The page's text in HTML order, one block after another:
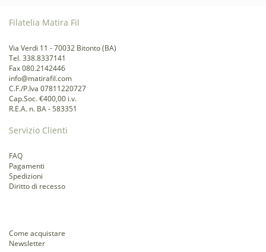
Filatelia Matira Fil
Via Verdi 11 - 70032 Bitonto (BA)
Tel. 338.8337141
Fax 080.2142446
info@matirafil.com
C.F./P.Iva 07811220727
Cap.Soc. €400,00 i.v.
R.E.A. n. BA - 583351
Servizio Clienti
FAQ
Pagamenti
Spedizioni
Diritto di recesso
Come acquistare
Newsletter